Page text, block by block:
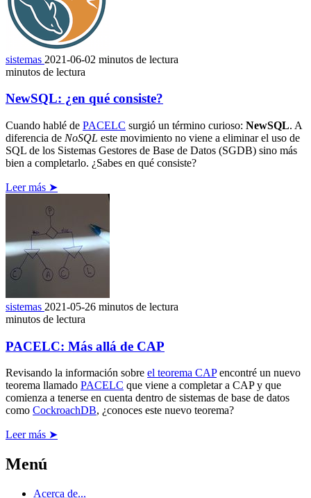
sistemas 2021-06-02 minutos de lectura
minutos de lectura
NewSQL: ¿en qué consiste?
Cuando hablé de PACELC surgió un término curioso: NewSQL. A
diferencia de NoSQL este movimiento no viene a eliminar el uso de
SQL de los Sistemas Gestores de Base de Datos (SGDB) sino más
bien a completarlo. ¿Sabes en qué consiste?
Leer más ➤
sistemas 2021-05-26 minutos de lectura
minutos de lectura
PACELC: Más allá de CAP
Revisando la información sobre el teorema CAPencontré un nuevo
teorema llamado PACELC que viene a completar a CAP y que
comienza a tenerse en cuenta dentro de sistemas de base de datos
como CockroachDB, ¿conoces este nuevo teorema?
Leer más ➤
Menú
Acerca de...